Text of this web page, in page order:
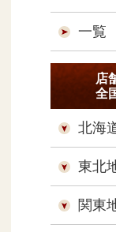
一覧
店
全
北海
東北
関東